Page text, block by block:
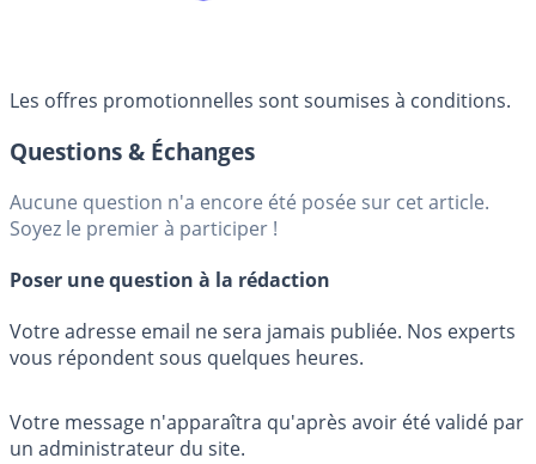
Les offres promotionnelles sont soumises à conditions.
Questions & Échanges
Aucune question n'a encore été posée sur cet article.
Soyez le premier à participer !
Poser une question à la rédaction
Votre adresse email ne sera jamais publiée. Nos experts
vous répondent sous quelques heures.
Votre message n'apparaîtra qu'après avoir été validé par
un administrateur du site.